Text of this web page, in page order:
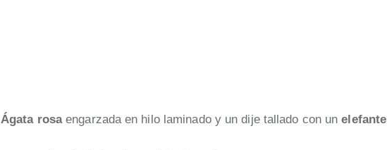
Ágata rosaengarzada en hilo laminado y un dije tallado con unelefante